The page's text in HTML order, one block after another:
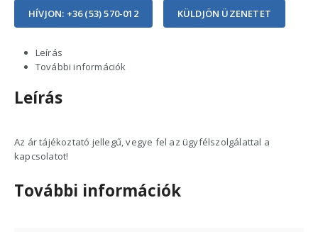
HÍVJON: +36 (53) 570-012 KÜLDJÖN ÜZENETET
Leírás
További információk
Leírás
Az ár tájékoztató jellegű, vegye fel az ügyfélszolgálattal a
kapcsolatot!
További információk